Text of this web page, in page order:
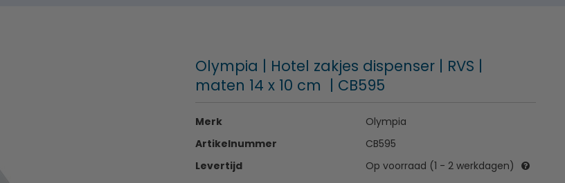
Olympia | Hotel zakjes dispenser | RVS |
maten 14 x 10 cm | CB595
Merk
Olympia
Artikelnummer
CB595
Levertijd
Op voorraad (1 - 2 werkdagen)